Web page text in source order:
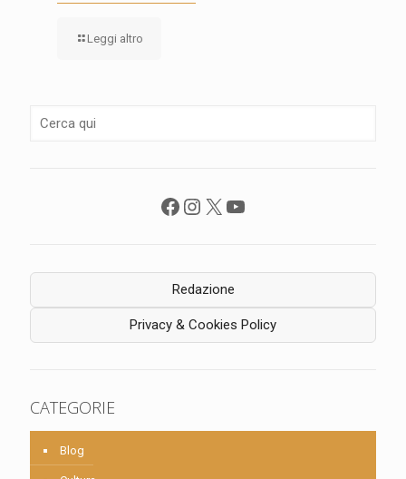
Leggi altro
Facebook
Instagram
X YouTube
Redazione
Privacy & Cookies Policy
CATEGORIE
Blog